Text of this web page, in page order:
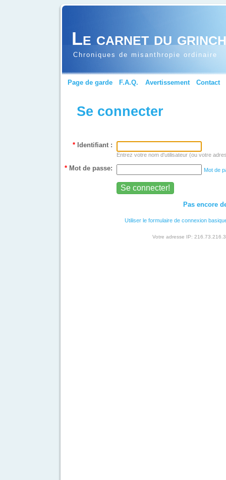
Le carnet du
Chroniques de misanthropie ordinaire
Page de garde F.A.Q. Avertissement Contact
Se connecter
* Identifiant :
Entrez votre nom d'utilisateur (ou votre
* Mot de passe: Mot de
Pas encore
Utiliser le formulaire de connexion
Votre adresse IP: